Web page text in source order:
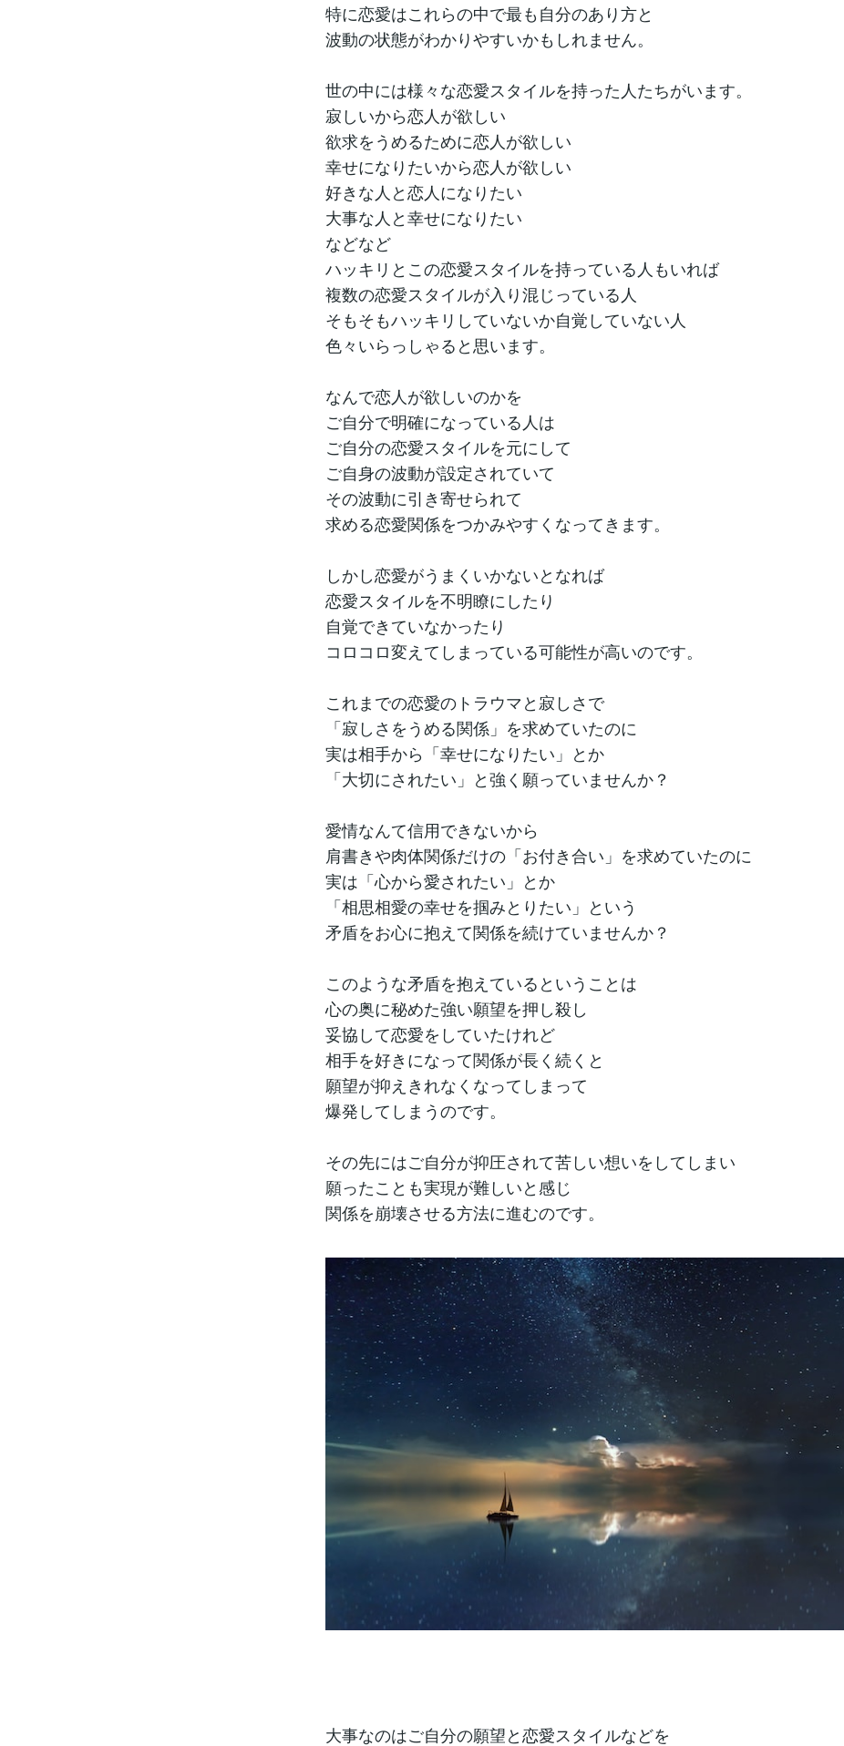
特に恋愛はこれらの中で最も自分のあり方と
波動の状態がわかりやすいかもしれません。
世の中には様々な恋愛スタイルを持った人たちがいます。
寂しいから恋人が欲しい
欲求をうめるために恋人が欲しい
幸せになりたいから恋人が欲しい
好きな人と恋人になりたい
大事な人と幸せになりたい
などなど
ハッキリとこの恋愛スタイルを持っている人もいれば
複数の恋愛スタイルが入り混じっている人
そもそもハッキリしていないか自覚していない人
色々いらっしゃると思います。
なんで恋人が欲しいのかを
ご自分で明確になっている人は
ご自分の恋愛スタイルを元にして
ご自身の波動が設定されていて
その波動に引き寄せられて
求める恋愛関係をつかみやすくなってきます。
しかし恋愛がうまくいかないとなれば
恋愛スタイルを不明瞭にしたり
自覚できていなかったり
コロコロ変えてしまっている可能性が高いのです。
これまでの恋愛のトラウマと寂しさで
「寂しさをうめる関係」を求めていたのに
実は相手から「幸せになりたい」とか
「大切にされたい」と強く願っていませんか？
愛情なんて信用できないから
肩書きや肉体関係だけの「お付き合い」を求めていたのに
実は「心から愛されたい」とか
「相思相愛の幸せを掴みとりたい」という
矛盾をお心に抱えて関係を続けていませんか？
このような矛盾を抱えているということは
心の奥に秘めた強い願望を押し殺し
妥協して恋愛をしていたけれど
相手を好きになって関係が長く続くと
願望が抑えきれなくなってしまって
爆発してしまうのです。
その先にはご自分が抑圧されて苦しい想いをしてしまい
願ったことも実現が難しいと感じ
関係を崩壊させる方法に進むのです。
大事なのはご自分の願望と恋愛スタイルなどを